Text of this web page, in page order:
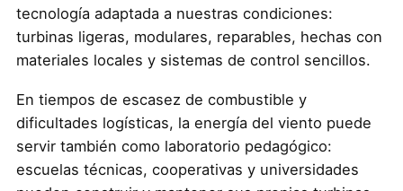
tecnología adaptada a nuestras condiciones:
turbinas ligeras, modulares, reparables, hechas con
materiales locales y sistemas de control sencillos.
En tiempos de escasez de combustible y
dificultades logísticas, la energía del viento puede
servir también como laboratorio pedagógico:
escuelas técnicas, cooperativas y universidades